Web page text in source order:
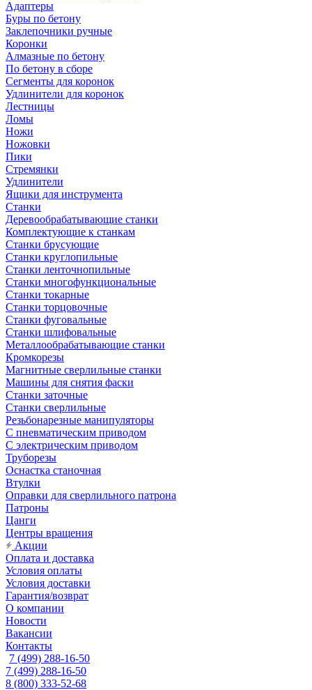
Адаптеры
Буры по бетону
Заклепочники ручные
Коронки
Алмазные по бетону
По бетону в сборе
Сегменты для коронок
Удлинители для коронок
Лестницы
Ломы
Ножи
Ножовки
Пики
Стремянки
Удлинители
Ящики для инструмента
Станки
Деревообрабатывающие станки
Комплектующие к станкам
Станки брусующие
Станки круглопильные
Станки ленточнопильные
Станки многофункциональные
Станки токарные
Станки торцовочные
Станки фуговальные
Станки шлифовальные
Металлообрабатывающие станки
Кромкорезы
Магнитные сверлильные станки
Машины для снятия фаски
Станки заточные
Станки сверлильные
Резьбонарезные манипуляторы
С пневматическим приводом
С электрическим приводом
Труборезы
Оснастка станочная
Втулки
Оправки для сверлильного патрона
Патроны
Цанги
Центры вращения
Акции
Оплата и доставка
Условия оплаты
Условия доставки
Гарантия/возврат
О компании
Новости
Вакансии
Контакты
7 (499) 288-16-50
7 (499) 288-16-50
8 (800) 333-52-68